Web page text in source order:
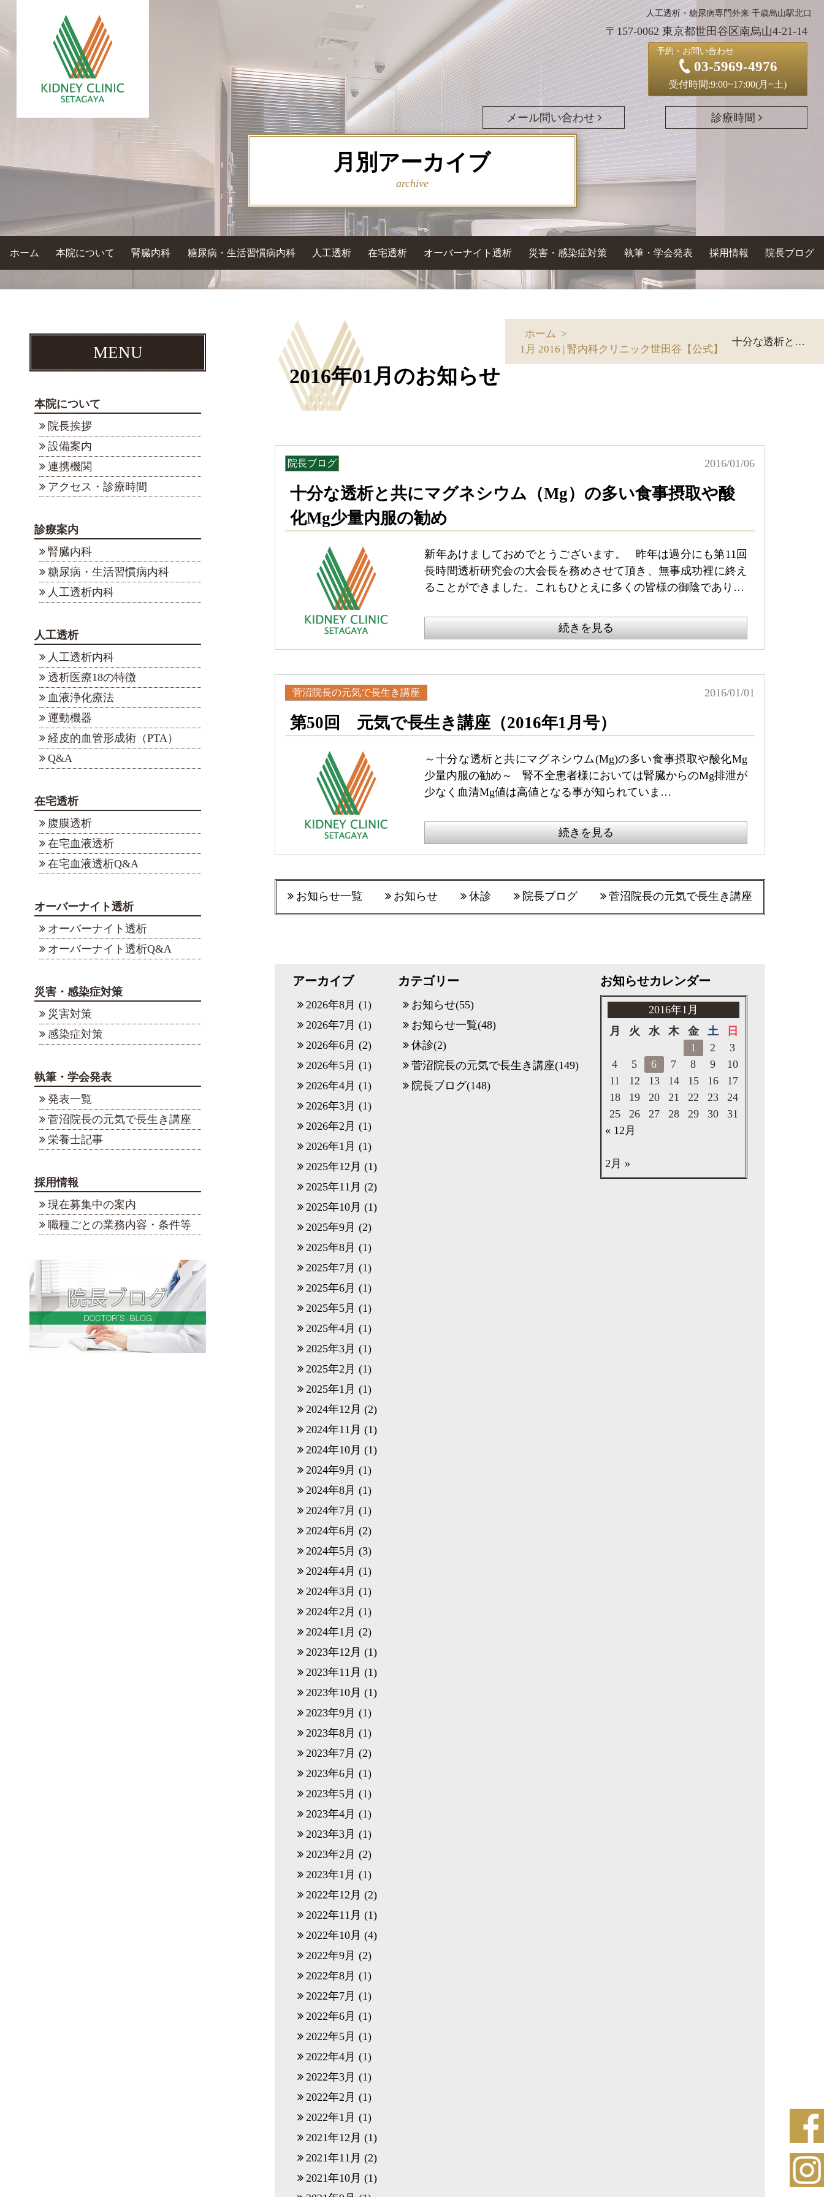
人工透析・糖尿病専門外来 千歳烏山駅北口
〒157-0062 東京都世田谷区南烏山4-21-14
予約・お問い合わせ
03-5969-4976
受付時間:9:00~17:00(月~土)
メール問い合わせ 診療時間
月別アーカイブ
archive
ホーム 本院について 腎臓内科 糖尿病・生活習慣病内科 人工透析 在宅透析 オーバーナイト透析 災害・感染症対策 執筆・学会発表 採用情報 院長ブログ
MENU
本院について
院長挨拶
設備案内
連携機関
アクセス・診療時間
診療案内
腎臓内科
糖尿病・生活習慣病内科
人工透析内科
人工透析
人工透析内科
透析医療18の特徴
血液浄化療法
運動機器
経皮的血管形成術（PTA）
Q&A
在宅透析
腹膜透析
在宅血液透析
在宅血液透析Q&A
オーバーナイト透析
オーバーナイト透析
オーバーナイト透析Q&A
災害・感染症対策
災害対策
感染症対策
執筆・学会発表
発表一覧
菅沼院長の元気で長生き講座
栄養士記事
採用情報
現在募集中の案内
職種ごとの業務内容・条件等
ホーム >
1月 2016 | 腎内科クリニック世田谷【公式】
十分な透析と共にマグネシウム（Mg）の多い食事摂取や酸化Mg少量内服の勧め
2016年01月のお知らせ
十分な透析と共にマグネシウム（Mg）の多い食事摂取や酸
化Mg少量内服の勧め
院長ブログ 2016/01/06
新年あけましておめでとうございます。 昨年は過分にも第11回
長時間透析研究会の大会長を務めさせて頂き、無事成功裡に終え
ることができました。これもひとえに多くの皆様の御陰であり…
続きを見る
第50回 元気で長生き講座（2016年1月号）
菅沼院長の元気で長生き講座 2016/01/01
～十分な透析と共にマグネシウム(Mg)の多い食事摂取や酸化Mg
少量内服の勧め～ 腎不全患者様においては腎臓からのMg排泄が
少なく血清Mg値は高値となる事が知られていま…
続きを見る
お知らせ一覧 休診 菅沼院長の元気で長生き講座
院長ブログ
お知らせ
アーカイブ
2026年8月 (1)
2026年7月 (1)
2026年6月 (2)
2026年5月 (1)
2026年4月 (1)
2026年3月 (1)
2026年2月 (1)
2026年1月 (1)
2025年12月 (1)
2025年11月 (2)
2025年10月 (1)
2025年9月 (2)
2025年8月 (1)
2025年7月 (1)
2025年6月 (1)
2025年5月 (1)
2025年4月 (1)
2025年3月 (1)
2025年2月 (1)
2025年1月 (1)
2024年12月 (2)
2024年11月 (1)
2024年10月 (1)
2024年9月 (1)
2024年8月 (1)
2024年7月 (1)
2024年6月 (2)
2024年5月 (3)
2024年4月 (1)
2024年3月 (1)
2024年2月 (1)
2024年1月 (2)
2023年12月 (1)
2023年11月 (1)
2023年10月 (1)
2023年9月 (1)
2023年8月 (1)
2023年7月 (2)
2023年6月 (1)
2023年5月 (1)
2023年4月 (1)
2023年3月 (1)
2023年2月 (2)
2023年1月 (1)
2022年12月 (2)
2022年11月 (1)
2022年10月 (4)
2022年9月 (2)
2022年8月 (1)
2022年7月 (1)
2022年6月 (1)
2022年5月 (1)
2022年4月 (1)
2022年3月 (1)
2022年2月 (1)
2022年1月 (1)
2021年12月 (1)
2021年11月 (2)
2021年10月 (1)
カテゴリー
お知らせ(55)
お知らせ一覧(48)
休診(2)
菅沼院長の元気で長生き講座(149)
院長ブログ(148)
お知らせカレンダー
2016年1月
月
火 水 木 金 土
日
1
2
3
4
5 6 7 8 9
10
11
12 13 14 15 16
17
18
19 20 21 22 23
24
25
26 27 28 29 30
31
« 12月
2月 »